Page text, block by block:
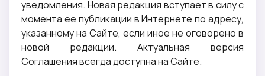
уведомления. Новая редакция вступает в силу с
момента ее публикации в Интернете по адресу,
указанному на Сайте, если иное не оговорено в
новой редакции. Актуальная версия
Соглашения всегда доступна на Сайте.